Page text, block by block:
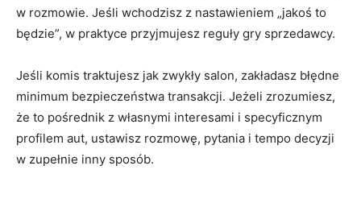
w rozmowie. Jeśli wchodzisz z nastawieniem „jakoś to
będzie”, w praktyce przyjmujesz reguły gry sprzedawcy.
Jeśli komis traktujesz jak zwykły salon, zakładasz błędne
minimum bezpieczeństwa transakcji. Jeżeli zrozumiesz,
że to pośrednik z własnymi interesami i specyficznym
profilem aut, ustawisz rozmowę, pytania i tempo decyzji
w zupełnie inny sposób.